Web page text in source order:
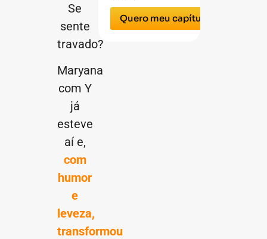
Se
sente
travado?
Maryana
com Y
já
esteve
aí e,
com
humor
e
leveza,
transformou
Quero meu capítulo